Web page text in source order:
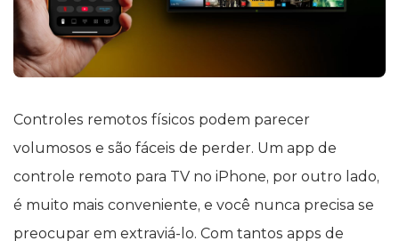
Controles remotos físicos podem parecer
volumosos e são fáceis de perder. Um app de
controle remoto para TV no iPhone, por outro lado,
é muito mais conveniente, e você nunca precisa se
preocupar em extraviá-lo. Com tantos apps de